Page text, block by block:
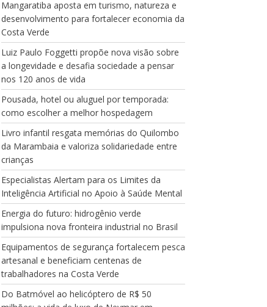
Mangaratiba aposta em turismo, natureza e
desenvolvimento para fortalecer economia da
Costa Verde
Luiz Paulo Foggetti propõe nova visão sobre
a longevidade e desafia sociedade a pensar
nos 120 anos de vida
Pousada, hotel ou aluguel por temporada:
como escolher a melhor hospedagem
Livro infantil resgata memórias do Quilombo
da Marambaia e valoriza solidariedade entre
crianças
Especialistas Alertam para os Limites da
Inteligência Artificial no Apoio à Saúde Mental
Energia do futuro: hidrogênio verde
impulsiona nova fronteira industrial no Brasil
Equipamentos de segurança fortalecem pesca
artesanal e beneficiam centenas de
trabalhadores na Costa Verde
Do Batmóvel ao helicóptero de R$ 50